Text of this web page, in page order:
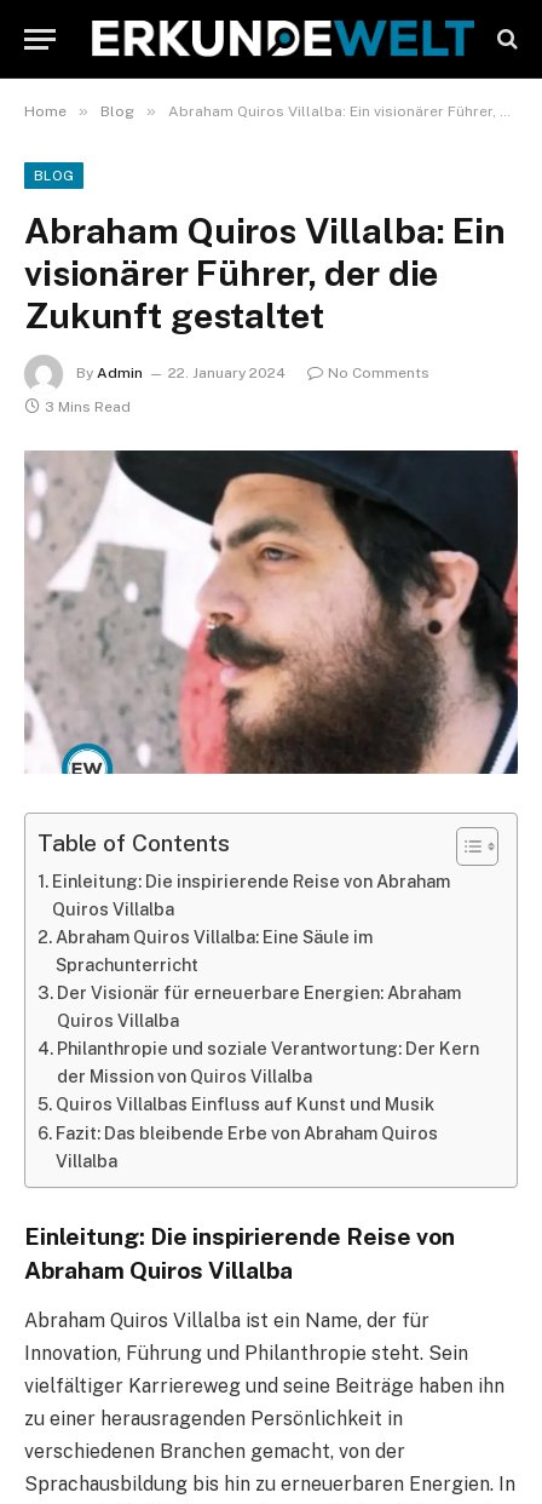
Home » Blog » Abraham Quiros Villalba: Ein visionärer Führer, der die Zukunft gestaltet
BLOG
Abraham Quiros Villalba: Ein
visionärer Führer, der die
Zukunft gestaltet
By Admin 22. January 2024
No Comments
3 Mins Read
Table of Contents
Einleitung: Die inspirierende Reise von Abraham
Quiros Villalba
Abraham Quiros Villalba: Eine Säule im
Sprachunterricht
Der Visionär für erneuerbare Energien: Abraham
Quiros Villalba
Philanthropie und soziale Verantwortung: Der Kern
der Mission von Quiros Villalba
Quiros Villalbas Einfluss auf Kunst und Musik
Fazit: Das bleibende Erbe von Abraham Quiros
Villalba
Einleitung: Die inspirierende Reise von
Abraham Quiros Villalba
Abraham Quiros Villalba ist ein Name, der für
Innovation, Führung und Philanthropie steht. Sein
vielfältiger Karriereweg und seine Beiträge haben ihn
zu einer herausragenden Persönlichkeit in
verschiedenen Branchen gemacht, von der
Sprachausbildung bis hin zu erneuerbaren Energien. In